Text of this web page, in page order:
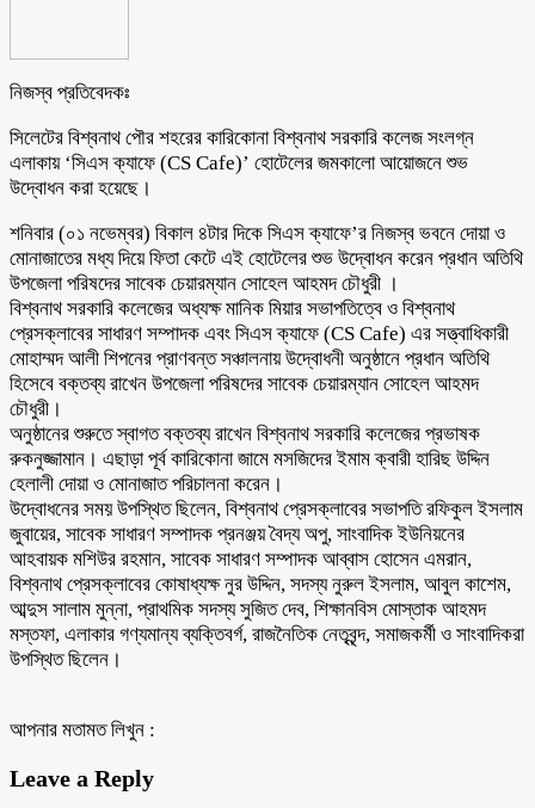
নিজস্ব প্রতিবেদকঃ
সিলেটের বিশ্বনাথ পৌর শহরের কারিকোনা বিশ্বনাথ সরকারি কলেজ সংলগ্ন
এলাকায় ‘সিএস ক্যাফে (CS Cafe)’ হোটেলের জমকালো আয়োজনে শুভ
উদ্বোধন করা হয়েছে।
শনিবার (০১ নভেম্বর) বিকাল ৪টার দিকে সিএস ক্যাফে’র নিজস্ব ভবনে দোয়া ও
মোনাজাতের মধ্য দিয়ে ফিতা কেটে এই হোটেলের শুভ উদ্বোধন করেন প্রধান অতিথি
উপজেলা পরিষদের সাবেক চেয়ারম্যান সোহেল আহমদ চৌধুরী ।
বিশ্বনাথ সরকারি কলেজের অধ্যক্ষ মানিক মিয়ার সভাপতিত্বে ও বিশ্বনাথ
প্রেসক্লাবের সাধারণ সম্পাদক এবং সিএস ক্যাফে (CS Cafe) এর সত্ত্বাধিকারী
মোহাম্মদ আলী শিপনের প্রাণবন্ত সঞ্চালনায় উদ্বোধনী অনুষ্ঠানে প্রধান অতিথি
হিসেবে বক্তব্য রাখেন উপজেলা পরিষদের সাবেক চেয়ারম্যান সোহেল আহমদ
চৌধুরী।
অনুষ্ঠানের শুরুতে স্বাগত বক্তব্য রাখেন বিশ্বনাথ সরকারি কলেজের প্রভাষক
রুকনুজ্জামান। এছাড়া পূর্ব কারিকোনা জামে মসজিদের ইমাম ক্বারী হারিছ উদ্দিন
হেলালী দোয়া ও মোনাজাত পরিচালনা করেন।
উদ্বোধনের সময় উপস্থিত ছিলেন, বিশ্বনাথ প্রেসক্লাবের সভাপতি রফিকুল ইসলাম
জুবায়ের, সাবেক সাধারণ সম্পাদক প্রনঞ্জয় বৈদ্য অপু, সাংবাদিক ইউনিয়নের
আহবায়ক মশিউর রহমান, সাবেক সাধারণ সম্পাদক আব্বাস হোসেন এমরান,
বিশ্বনাথ প্রেসক্লাবের কোষাধ্যক্ষ নুর উদ্দিন, সদস্য নুরুল ইসলাম, আবুল কাশেম,
আব্দুস সালাম মুন্না, প্রাথমিক সদস্য সুজিত দেব, শিক্ষানবিস মোস্তাক আহমদ
মস্তফা, এলাকার গণ্যমান্য ব্যক্তিবর্গ, রাজনৈতিক নেতৃবৃন্দ, সমাজকর্মী ও সাংবাদিকরা
উপস্থিত ছিলেন।
আপনার মতামত লিখুন :
Leave a Reply